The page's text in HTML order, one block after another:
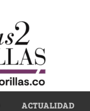
ACTUALIDAD